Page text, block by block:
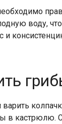
воду,
и
в кастрюлю.